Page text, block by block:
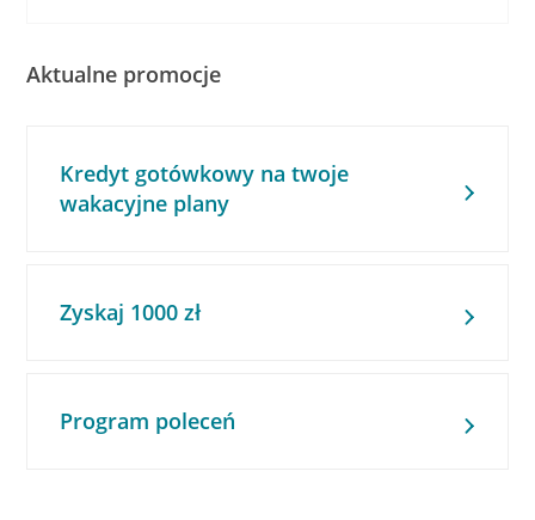
Aktualne promocje
Kredyt gotówkowy na twoje
wakacyjne plany
Zyskaj 1000 zł
Program poleceń